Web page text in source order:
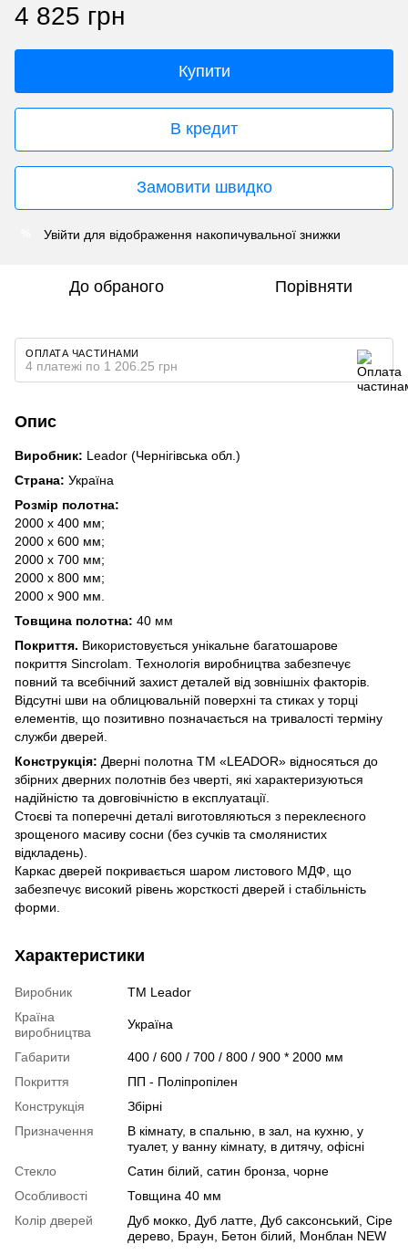
4 825 грн
Купити
В кредит
Замовити швидко
Увійти для відображення накопичувальної знижки
До обраного Порівняти
ОПЛАТА ЧАСТИНАМИ
4 платежі по 1 206.25 грн
Опис
Виробник: Leador (Чернігівська обл.)
Страна: Україна
Розмір полотна:
2000 х 400 мм;
2000 х 600 мм;
2000 х 700 мм;
2000 х 800 мм;
2000 х 900 мм.
Товщина полотна: 40 мм
Покриття. Використовується унікальне багатошарове
покриття Sincrolam. Технологія виробництва забезпечує
повний та всебічний захист деталей від зовнішніх факторів.
Відсутні шви на облицювальній поверхні та стиках у торці
елементів, що позитивно позначається на тривалості терміну
служби дверей.
Конструкція: Дверні полотна ТМ «LEADOR» відносяться до
збірних дверних полотнів без чверті, які характеризуються
надійністю та довговічністю в експлуатації.
Стоєві та поперечні деталі виготовляються з переклеєного
зрощеного масиву сосни (без сучків та смолянистих
відкладень).
Каркас дверей покривається шаром листового МДФ, що
забезпечує високий рівень жорсткості дверей і стабільність
форми.
Характеристики
Виробник
ТМ Leador
Країна
виробництва
Україна
Габарити
400 / 600 / 700 / 800 / 900 * 2000 мм
Покриття
ПП - Поліпропілен
Конструкція
Збірні
Призначення
В кімнату, в спальню, в зал, на кухню, у
туалет, у ванну кімнату, в дитячу, офісні
Стекло
Сатин білий, сатин бронза, чорне
Особливості
Товщина 40 мм
Колір дверей
Дуб мокко, Дуб латте, Дуб саксонський, Сіре
дерево, Браун, Бетон білий, Монблан NEW